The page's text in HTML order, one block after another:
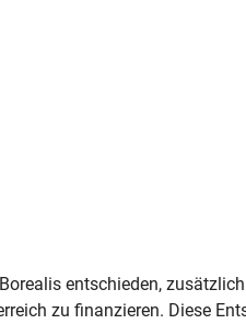
entschieden,
zu finanzieren. Diese